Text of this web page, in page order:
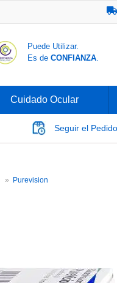
Puede Utilizar.
Es de CONFIANZA.
Cuidado Ocular
Seguir el Pedido
Purevision